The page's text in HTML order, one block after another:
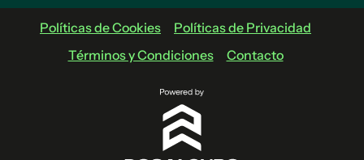
Políticas de Cookies
Políticas de Privacidad
Términos y Condiciones
Contacto